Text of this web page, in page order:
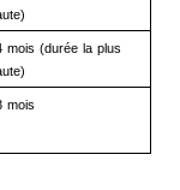
mois (durée la plus
mois